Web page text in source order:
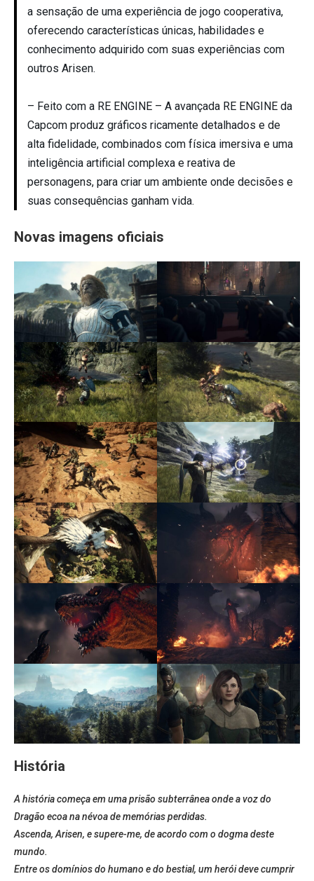
a sensação de uma experiência de jogo cooperativa,
oferecendo características únicas, habilidades e
conhecimento adquirido com suas experiências com
outros Arisen.
– Feito com a RE ENGINE – A avançada RE ENGINE da
Capcom produz gráficos ricamente detalhados e de
alta fidelidade, combinados com física imersiva e uma
inteligência artificial complexa e reativa de
personagens, para criar um ambiente onde decisões e
suas consequências ganham vida.
Novas imagens oficiais
História
A história começa em uma prisão subterrânea onde a voz do
Dragão ecoa na névoa de memórias perdidas.
Ascenda, Arisen, e supere-me, de acordo com o dogma deste
mundo.
Entre os domínios do humano e do bestial, um herói deve cumprir